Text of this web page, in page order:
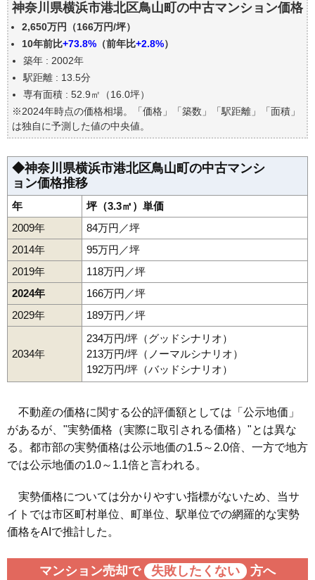
築年数で価格はどうなる？
神奈川県横浜市港北区鳥山町の中古マンションの過
去の売買事例
公示地価はいくら
エリアの将来性を人口予想から検討しよう
自分の年収でいくらの不動産が買える？
神奈川県横浜市港北区鳥山町の中古マンション価格
2,650万円（166万円/坪）
10年前比+73.8% （前年比+2.8%）
築年 : 2002年
駅距離 : 13.5分
専有面積 : 52.9㎡（16.0坪）
※2024年時点の価格相場。「価格」「築数」「駅距離」「面積」
は独自に予測した値の中央値。
◆神奈川県横浜市港北区鳥山町の中古マンシ
ョン価格推移
年
坪（3.3㎡）単価
2009年
84万円／坪
2014年
95万円／坪
2019年
118万円／坪
2024年
166万円／坪
2029年
189万円／坪
2034年
234万円/坪（グッドシナリオ）
213万円/坪（ノーマルシナリオ）
192万円/坪（バッドシナリオ）
不動産の価格に関する公的評価額としては「公示地価」
があるが、"実勢価格（実際に取引される価格）"とは異な
る。都市部の実勢価格は公示地価の1.5～2.0倍、一方で地方
では公示地価の1.0～1.1倍と言われる。
実勢価格については分かりやすい指標がないため、当サ
イトでは市区町村単位、町単位、駅単位での網羅的な実勢
価格をAIで推計した。
マンション売却で 失敗したくない
方へ